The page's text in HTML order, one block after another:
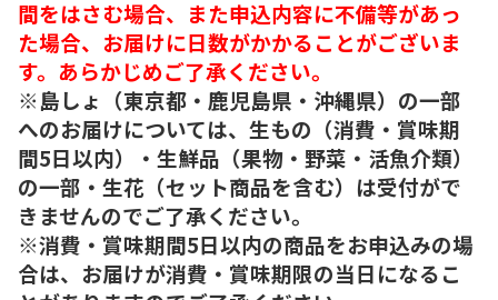
間をはさむ場合、また申込内容に不備等があっ
た場合、お届けに日数がかかることがございま
す。あらかじめご了承ください。
※島しょ（東京都・鹿児島県・沖縄県）の一部
へのお届けについては、生もの（消費・賞味期
間5日以内）・生鮮品（果物・野菜・活魚介類）
の一部・生花（セット商品を含む）は受付がで
きませんのでご了承ください。
※消費・賞味期間5日以内の商品をお申込みの場
合は、お届けが消費・賞味期限の当日になるこ